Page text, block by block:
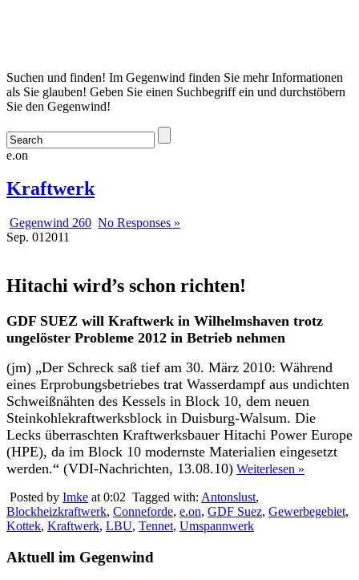
Startseite
Suchen und finden! Im Gegenwind finden Sie mehr Informationen
als Sie glauben! Geben Sie einen Suchbegriff ein und durchstöbern
Sie den Gegenwind!
e.on
Kraftwerk
Gegenwind 260 No Responses »
Sep. 01 2011
Hitachi wird’s schon richten!
GDF SUEZ will Kraftwerk in Wilhelmshaven trotz
ungelöster Probleme 2012 in Betrieb nehmen
(jm) „Der Schreck saß tief am 30. März 2010: Während
eines Erprobungsbetriebes trat Wasserdampf aus undichten
Schweißnähten des Kessels in Block 10, dem neuen
Steinkohlekraftwerksblock in Duisburg-Walsum. Die
Lecks überraschten Kraftwerksbauer Hitachi Power Europe
(HPE), da im Block 10 modernste Materialien eingesetzt
werden.“ (VDI-Nachrichten, 13.08.10) Weiterlesen »
Posted by Imke at 0:02 Tagged with: Antonslust,
Blockheizkraftwerk, Conneforde, e.on, GDF Suez, Gewerbegebiet,
Kottek, Kraftwerk, LBU, Tennet, Umspannwerk
Aktuell im Gegenwind